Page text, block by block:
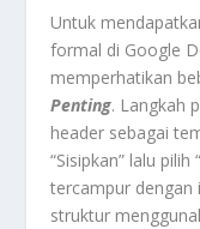
Untuk
formal di Google
memperhatikan
Penting. Langkah
header sebagai
“Sisipkan” lalu
tercampur dengan
struktur